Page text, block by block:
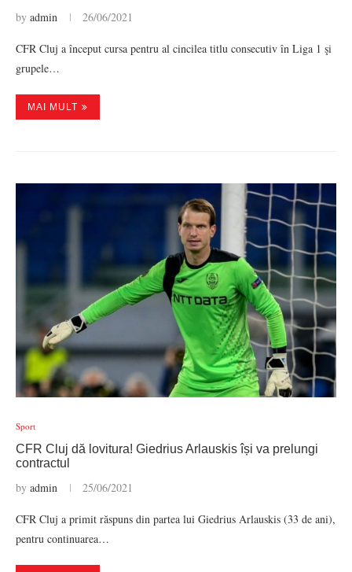
by admin 26/06/2021
CFR Cluj a început cursa pentru al cincilea titlu consecutiv în Liga 1 şi
grupele…
MAI MULT
Sport
CFR Cluj dă lovitura! Giedrius Arlauskis își va prelungi
contractul
by admin 25/06/2021
CFR Cluj a primit răspuns din partea lui Giedrius Arlauskis (33 de ani),
pentru continuarea…